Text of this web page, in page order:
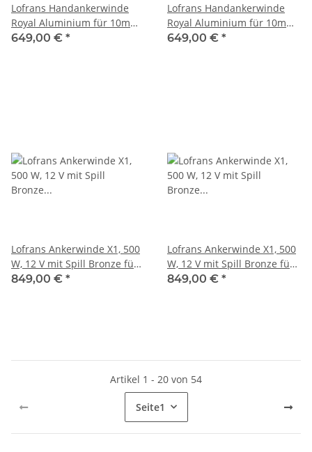
Lofrans Handankerwinde
Royal Aluminium für 10mm
ISO Kette
649,00 € *
Lofrans Handankerwinde
Royal Aluminium für 10mm
DIN Kette
649,00 € *
Lofrans Ankerwinde X1, 500
W, 12 V mit Spill Bronze für
6mm Kette
849,00 € *
Lofrans Ankerwinde X1, 500
W, 12 V mit Spill Bronze für
8mm Kette
849,00 € *
Artikel 1 - 20 von 54
Seite1